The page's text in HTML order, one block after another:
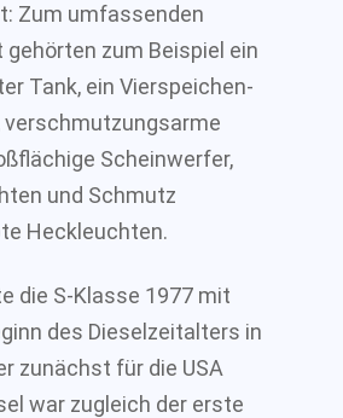
Zum umfassenden
zum Beispiel ein
Tank, ein Vierspeichen-
verschmutzungsarme
Scheinwerfer,
und Schmutz
Heckleuchten.
die S-Klasse 1977 mit
des Dieselzeitalters in
zunächst für die USA
war zugleich der erste